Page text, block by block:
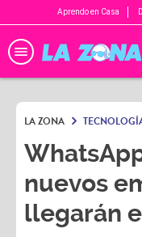
Aprendo en Casa
LA ZONA
nuevos
llegarán